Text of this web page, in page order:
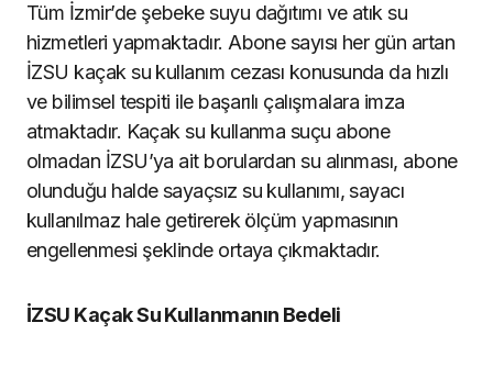
Tüm İzmir’de şebeke suyu dağıtımı ve atık su
hizmetleri yapmaktadır. Abone sayısı her gün artan
İZSU kaçak su kullanım cezası konusunda da hızlı
ve bilimsel tespiti ile başarılı çalışmalara imza
atmaktadır. Kaçak su kullanma suçu abone
olmadan İZSU’ya ait borulardan su alınması, abone
olunduğu halde sayaçsız su kullanımı, sayacı
kullanılmaz hale getirerek ölçüm yapmasının
engellenmesi şeklinde ortaya çıkmaktadır.
İZSU Kaçak Su Kullanmanın Bedeli